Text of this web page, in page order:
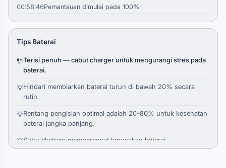
00:58:46Pemantauan dimulai pada 100%
Tips Baterai
🔌Terisi penuh — cabut charger untuk mengurangi stres pada
baterai.
💡Hindari membiarkan baterai turun di bawah 20% secara
rutin.
💡Rentang pengisian optimal adalah 20–80% untuk kesehatan
baterai jangka panjang.
💡Suhu ekstrem mempercepat kerusakan baterai.